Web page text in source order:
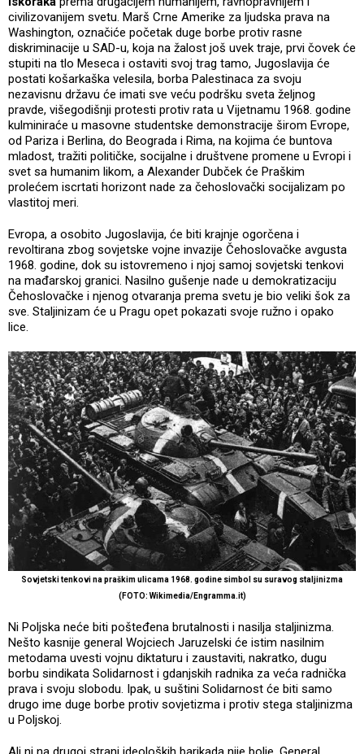
civilizovanijem svetu. Marš Crne Amerike za ljudska prava na
Washington, označiće početak duge borbe protiv rasne
diskriminacije u SAD-u, koja na žalost još uvek traje, prvi čovek će
stupiti na tlo Meseca i ostaviti svoj trag tamo, Jugoslavija će
postati košarkaška velesila, borba Palestinaca za svoju
nezavisnu državu će imati sve veću podršku sveta željnog
pravde, višegodišnji protesti protiv rata u Vijetnamu 1968. godine
kulminiraće u masovne studentske demonstracije širom Evrope,
od Pariza i Berlina, do Beograda i Rima, na kojima će buntova
mladost, tražiti političke, socijalne i društvene promene u Evropi i
svet sa humanim likom, a Alexander Dubček će Praškim
prolećem iscrtati horizont nade za čehoslovački socijalizam po
vlastitoj meri.
Evropa, a osobito Jugoslavija, će biti krajnje ogorčena i
revoltirana zbog sovjetske vojne invazije Čehoslovačke avgusta
1968. godine, dok su istovremeno i njoj samoj sovjetski tenkovi
na mađarskoj granici. Nasilno gušenje nade u demokratizaciju
Čehoslovačke i njenog otvaranja prema svetu je bio veliki šok za
sve. Staljinizam će u Pragu opet pokazati svoje ružno i opako
lice.
Sovjetski tenkovi na praškim ulicama 1968. godine simbol su suravog staljinizma
(FOTO: Wikimedia/Engramma.it)
Ni Poljska neće biti pošteđena brutalnosti i nasilja staljinizma.
Nešto kasnije general Wojciech Jaruzelski će istim nasilnim
metodama uvesti vojnu diktaturu i zaustaviti, nakratko, dugu
borbu sindikata Solidarnost i gdanjskih radnika za veća radnička
prava i svoju slobodu. Ipak, u suštini Solidarnost će biti samo
drugo ime duge borbe protiv sovjetizma i protiv stega staljinizma
u Poljskoj.